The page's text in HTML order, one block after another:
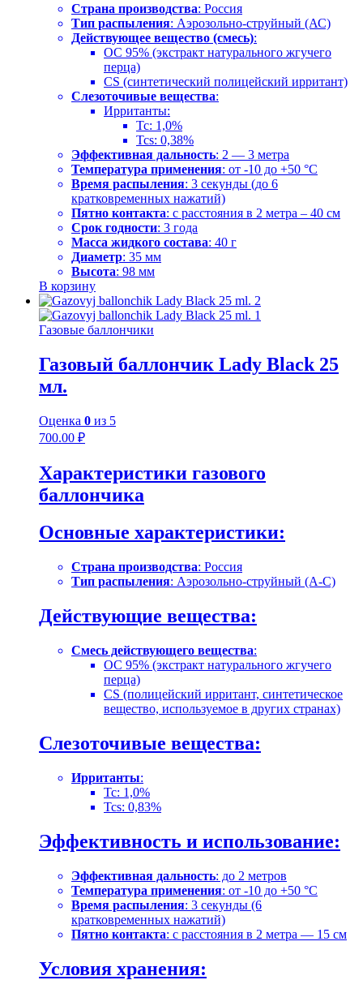
Страна производства: Россия
Тип распыления: Аэрозольно-струйный (АС)
Действующее вещество (смесь):
OC 95% (экстракт натурального жгучего
перца)
CS (синтетический полицейский ирритант)
Слезоточивые вещества:
Ирританты:
Tc: 1,0%
Tcs: 0,38%
Эффективная дальность: 2 — 3 метра
Температура применения: от -10 до +50 °C
Время распыления: 3 секунды (до 6
кратковременных нажатий)
Пятно контакта: с расстояния в 2 метра – 40 см
Срок годности: 3 года
Масса жидкого состава: 40 г
Диаметр: 35 мм
Высота: 98 мм
В корзину
Газовые баллончики
Газовый баллончик Lady Black 25
мл.
Оценка 0 из 5
700.00 ₽
Характеристики газового
баллончика
Основные характеристики:
Страна производства: Россия
Тип распыления: Аэрозольно-струйный (А-С)
Действующие вещества:
Смесь действующего вещества:
OC 95% (экстракт натурального жгучего
перца)
CS (полицейский ирритант, синтетическое
вещество, используемое в других странах)
Слезоточивые вещества:
Ирританты:
Tc: 1,0%
Tcs: 0,83%
Эффективность и использование:
Эффективная дальность: до 2 метров
Температура применения: от -10 до +50 °C
Время распыления: 3 секунды (6
кратковременных нажатий)
Пятно контакта: с расстояния в 2 метра — 15 см
Условия хранения: